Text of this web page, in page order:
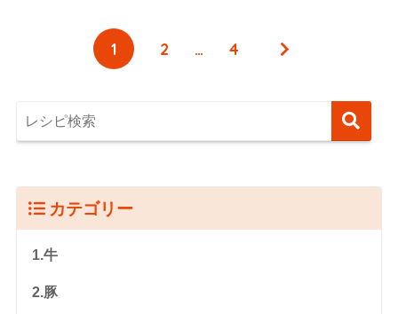
1 2 … 4
カテゴリー
1.牛
2.豚